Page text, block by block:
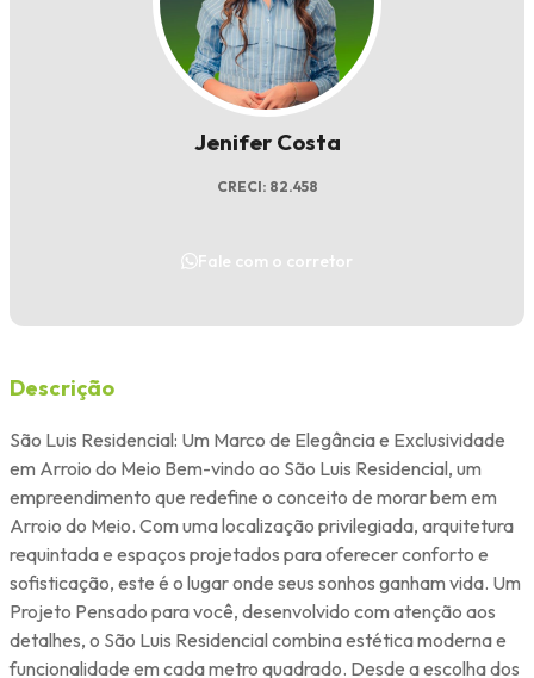
Jenifer Costa
CRECI: 82.458
Fale com o corretor
Descrição
São Luis Residencial: Um Marco de Elegância e Exclusividade
em Arroio do Meio Bem-vindo ao São Luis Residencial, um
empreendimento que redefine o conceito de morar bem em
Arroio do Meio. Com uma localização privilegiada, arquitetura
requintada e espaços projetados para oferecer conforto e
sofisticação, este é o lugar onde seus sonhos ganham vida. Um
Projeto Pensado para você, desenvolvido com atenção aos
detalhes, o São Luis Residencial combina estética moderna e
funcionalidade em cada metro quadrado. Desde a escolha dos